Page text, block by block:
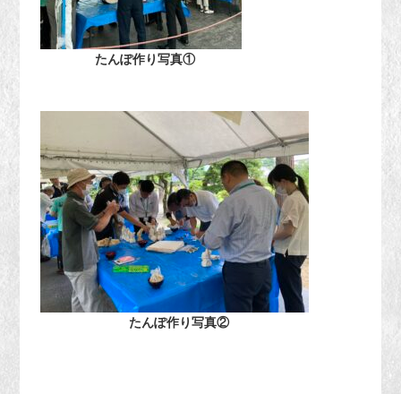
たんぽ作り写真①
たんぽ作り写真②